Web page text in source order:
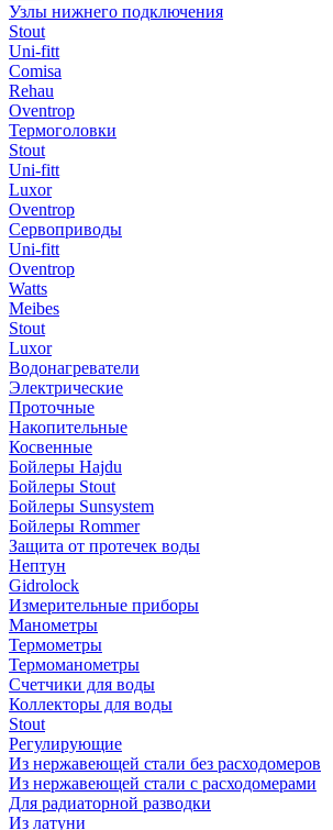
Узлы нижнего подключения
Stout
Uni-fitt
Comisa
Rehau
Oventrop
Термоголовки
Stout
Uni-fitt
Luxor
Oventrop
Сервоприводы
Uni-fitt
Oventrop
Watts
Meibes
Stout
Luxor
Водонагреватели
Электрические
Проточные
Накопительные
Косвенные
Бойлеры Hajdu
Бойлеры Stout
Бойлеры Sunsystem
Бойлеры Rommer
Защита от протечек воды
Нептун
Gidrolock
Измерительные приборы
Манометры
Термометры
Термоманометры
Счетчики для воды
Коллекторы для воды
Stout
Регулирующие
Из нержавеющей стали без расходомеров
Из нержавеющей стали с расходомерами
Для радиаторной разводки
Из латуни